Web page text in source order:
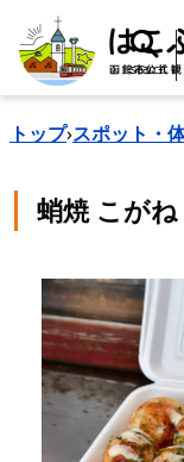
search
トップ›スポット・
蛸焼 こがね